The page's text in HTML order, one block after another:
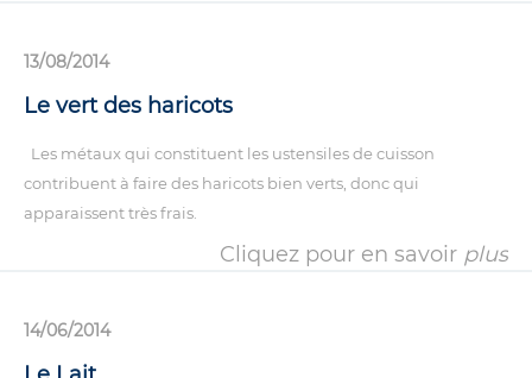
13/08/2014
Le vert des haricots
Les métaux qui constituent les ustensiles de cuisson
contribuent à faire des haricots bien verts, donc qui
apparaissent très frais.
Cliquez pour en savoir plus
14/06/2014